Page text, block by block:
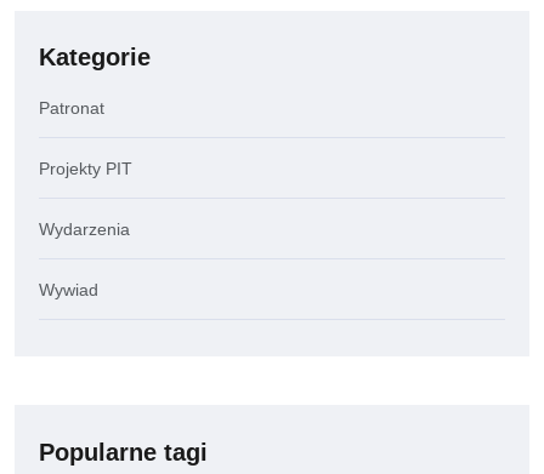
Kategorie
Patronat
Projekty PIT
Wydarzenia
Wywiad
Popularne tagi